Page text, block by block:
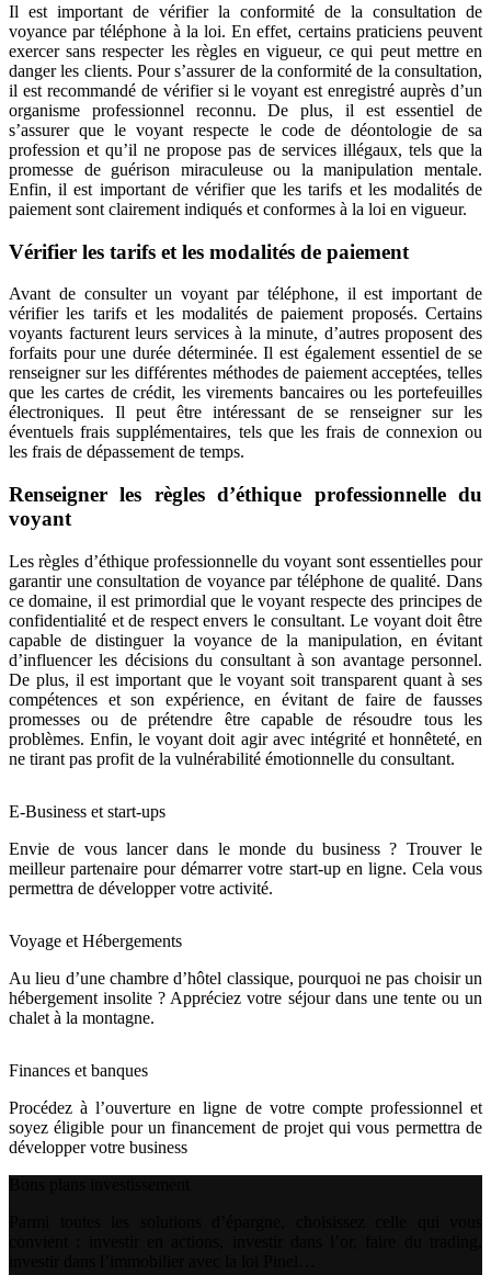
Il est important de vérifier la conformité de la consultation de
voyance par téléphone à la loi. En effet, certains praticiens peuvent
exercer sans respecter les règles en vigueur, ce qui peut mettre en
danger les clients. Pour s’assurer de la conformité de la consultation,
il est recommandé de vérifier si le voyant est enregistré auprès d’un
organisme professionnel reconnu. De plus, il est essentiel de
s’assurer que le voyant respecte le code de déontologie de sa
profession et qu’il ne propose pas de services illégaux, tels que la
promesse de guérison miraculeuse ou la manipulation mentale.
Enfin, il est important de vérifier que les tarifs et les modalités de
paiement sont clairement indiqués et conformes à la loi en vigueur.
Vérifier les tarifs et les modalités de paiement
Avant de consulter un voyant par téléphone, il est important de
vérifier les tarifs et les modalités de paiement proposés. Certains
voyants facturent leurs services à la minute, d’autres proposent des
forfaits pour une durée déterminée. Il est également essentiel de se
renseigner sur les différentes méthodes de paiement acceptées, telles
que les cartes de crédit, les virements bancaires ou les portefeuilles
électroniques. Il peut être intéressant de se renseigner sur les
éventuels frais supplémentaires, tels que les frais de connexion ou
les frais de dépassement de temps.
Renseigner les règles d’éthique professionnelle du
voyant
Les règles d’éthique professionnelle du voyant sont essentielles pour
garantir une consultation de voyance par téléphone de qualité. Dans
ce domaine, il est primordial que le voyant respecte des principes de
confidentialité et de respect envers le consultant. Le voyant doit être
capable de distinguer la voyance de la manipulation, en évitant
d’influencer les décisions du consultant à son avantage personnel.
De plus, il est important que le voyant soit transparent quant à ses
compétences et son expérience, en évitant de faire de fausses
promesses ou de prétendre être capable de résoudre tous les
problèmes. Enfin, le voyant doit agir avec intégrité et honnêteté, en
ne tirant pas profit de la vulnérabilité émotionnelle du consultant.
E-Business et start-ups
Envie de vous lancer dans le monde du business ? Trouver le
meilleur partenaire pour démarrer votre start-up en ligne. Cela vous
permettra de développer votre activité.
Voyage et Hébergements
Au lieu d’une chambre d’hôtel classique, pourquoi ne pas choisir un
hébergement insolite ? Appréciez votre séjour dans une tente ou un
chalet à la montagne.
Finances et banques
Procédez à l’ouverture en ligne de votre compte professionnel et
soyez éligible pour un financement de projet qui vous permettra de
développer votre business